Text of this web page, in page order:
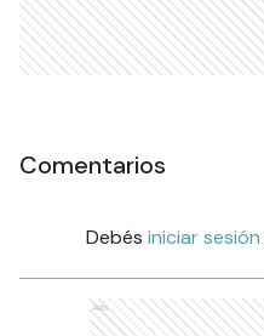
Comentarios
Debés iniciar sesión
Ads